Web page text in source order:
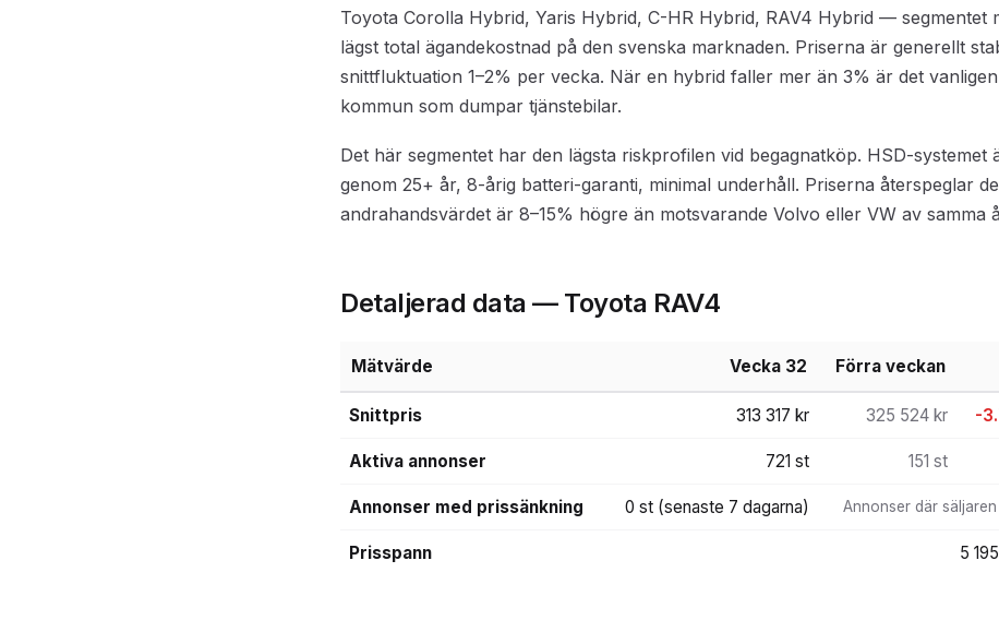
Toyota Corolla Hybrid, Yaris Hybrid, C-HR Hybrid, RAV4 Hybrid — segmentet
lägst total ägandekostnad på den svenska marknaden. Priserna är generellt
snittfluktuation 1–2% per vecka. När en hybrid faller mer än 3% är det
kommun som dumpar tjänstebilar.
Det här segmentet har den lägsta riskprofilen vid begagnatköp. HSD-systemet
genom 25+ år, 8-årig batteri-garanti, minimal underhåll. Priserna återspeglar
andrahandsvärdet är 8–15% högre än motsvarande Volvo eller VW av samma
Detaljerad data — Toyota RAV4
Mätvärde Vecka 32 Förra veckan
Snittpris 313 317 kr 325 524 kr -
Aktiva annonser 721 st 151 st
Annonser med prissänkning 0 st (senaste 7 dagarna) Annonser där
Prisspann 5